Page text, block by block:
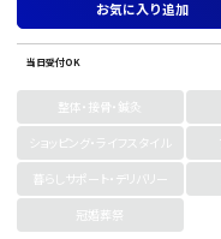
お気に入り追加
当日受付OK
整体・接骨・鍼灸
ショッピング・ライフスタイル
暮らしサポート・デリバリー
冠婚葬祭